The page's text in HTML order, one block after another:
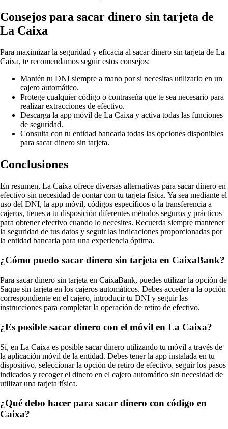
Consejos para sacar dinero sin tarjeta de
La Caixa
Para maximizar la seguridad y eficacia al sacar dinero sin tarjeta de La
Caixa, te recomendamos seguir estos consejos:
Mantén tu DNI siempre a mano por si necesitas utilizarlo en un
cajero automático.
Protege cualquier código o contraseña que te sea necesario para
realizar extracciones de efectivo.
Descarga la app móvil de La Caixa y activa todas las funciones
de seguridad.
Consulta con tu entidad bancaria todas las opciones disponibles
para sacar dinero sin tarjeta.
Conclusiones
En resumen, La Caixa ofrece diversas alternativas para sacar dinero en
efectivo sin necesidad de contar con tu tarjeta física. Ya sea mediante el
uso del DNI, la app móvil, códigos específicos o la transferencia a
cajeros, tienes a tu disposición diferentes métodos seguros y prácticos
para obtener efectivo cuando lo necesites. Recuerda siempre mantener
la seguridad de tus datos y seguir las indicaciones proporcionadas por
la entidad bancaria para una experiencia óptima.
¿Cómo puedo sacar dinero sin tarjeta en CaixaBank?
Para sacar dinero sin tarjeta en CaixaBank, puedes utilizar la opción de
Saque sin tarjeta en los cajeros automáticos. Debes acceder a la opción
correspondiente en el cajero, introducir tu DNI y seguir las
instrucciones para completar la operación de retiro de efectivo.
¿Es posible sacar dinero con el móvil en La Caixa?
Sí, en La Caixa es posible sacar dinero utilizando tu móvil a través de
la aplicación móvil de la entidad. Debes tener la app instalada en tu
dispositivo, seleccionar la opción de retiro de efectivo, seguir los pasos
indicados y recoger el dinero en el cajero automático sin necesidad de
utilizar una tarjeta física.
¿Qué debo hacer para sacar dinero con código en
Caixa?